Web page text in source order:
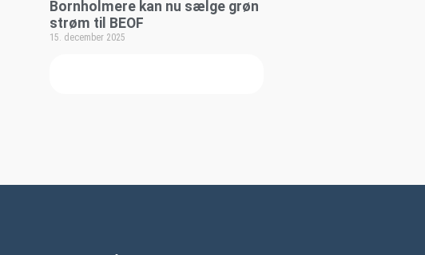
Bornholmere kan nu sælge grøn
strøm til BEOF
15. december 2025